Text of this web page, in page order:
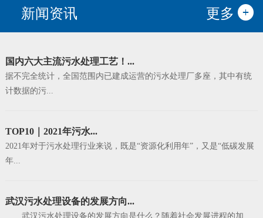
新闻资讯 更多
国内六大主流污水处理工艺！...
据不完全统计，全国范围内已建成运营的污水处理厂多座，其中有统
计数据的污...
TOP10｜2021年污水...
2021年对于污水处理行业来说，既是“资源化利用年”，又是“低碳发展
年...
武汉污水处理设备的发展方向...
武汉污水处理设备的发展方向是什么？随着社会发展进程的加